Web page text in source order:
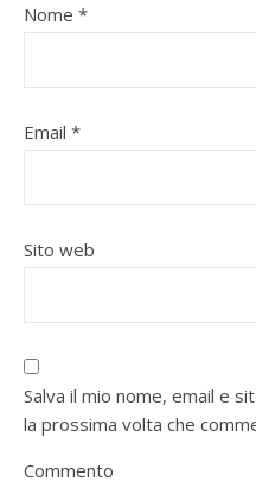
Nome *
Email *
Sito web
Salva il mio nome, email e
la prossima volta che
Commento